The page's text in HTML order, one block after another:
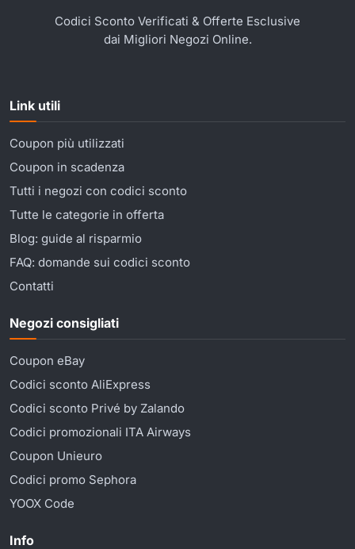
Codici Sconto Verificati & Offerte Esclusive
dai Migliori Negozi Online.
Link utili
Coupon più utilizzati
Coupon in scadenza
Tutti i negozi con codici sconto
Tutte le categorie in offerta
Blog: guide al risparmio
FAQ: domande sui codici sconto
Contatti
Negozi consigliati
Coupon eBay
Codici sconto AliExpress
Codici sconto Privé by Zalando
Codici promozionali ITA Airways
Coupon Unieuro
Codici promo Sephora
YOOX Code
Info